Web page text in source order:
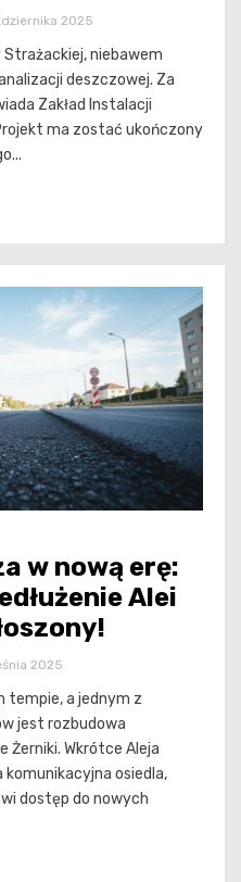
2025
niebawem
deszczowej. Za
Zakład Instalacji
ma zostać ukończony
w nową erę:
Alei
2025
tempie, a jednym z
jest rozbudowa
Żerniki. Wkrótce Aleja
osiedla,
dostęp do nowych